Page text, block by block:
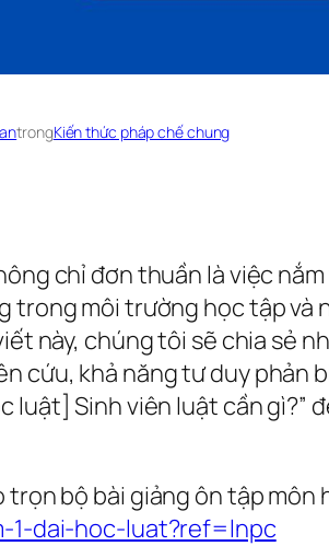
trongKiến thức pháp chế chung
chỉ đơn thuần là việc
trong môi trường học tập và
này, chúng tôi sẽ chia sẻ
cứu, khả năng tư duy phản
luật] Sinh viên luật cần gì?”
trọn bộ bài giảng ôn tập môn
1-dai-hoc-luat?ref=lnpc